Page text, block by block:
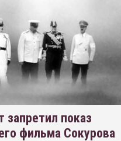
запретил показ
фильма Сокурова